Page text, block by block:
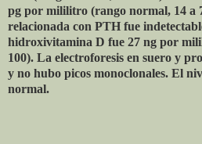
pg por mililitro (rango normal, 14 a
relacionada con PTH fue
hidroxivitamina D fue 27 ng por
100). La electroforesis en suero y
y no hubo picos monoclonales. El
normal.